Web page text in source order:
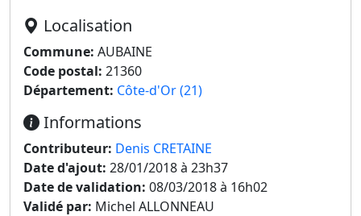
Localisation
Commune: AUBAINE
Code postal: 21360
Département: Côte-d'Or (21)
Informations
Contributeur: Denis CRETAINE
Date d'ajout: 28/01/2018 à 23h37
Date de validation: 08/03/2018 à 16h02
Validé par: Michel ALLONNEAU